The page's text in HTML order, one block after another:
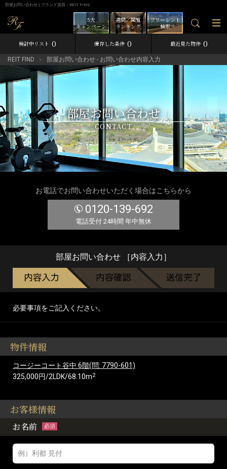
部屋お問い合わせ | ブランド賃貸－REIT FIND
フリーレント
検索
週間／閲覧
ランキング
5大
キャンペーン
検討中リスト 0 保存した条件 0 最近見た物件 0
REIT FIND 部屋お問い合わせ - お問い合わせ内容入力
部屋お問い合わせ
CONTACT
お電話でお問い合わせいただく場合はこちらから
0120-139-692
電話受付 24時間 年中無休
部屋お問い合わせ ［内容入力］
必要事項をご記入ください。
物件情報
コージーコート谷中 6階(問: 7790-601)
325,000円/2LDK/68.10m2
お客様情報
お名前 必須